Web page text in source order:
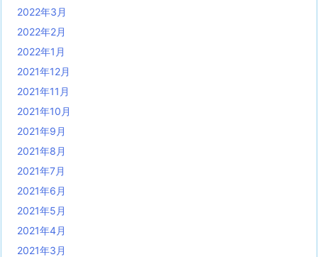
2022年3月
2022年2月
2022年1月
2021年12月
2021年11月
2021年10月
2021年9月
2021年8月
2021年7月
2021年6月
2021年5月
2021年4月
2021年3月